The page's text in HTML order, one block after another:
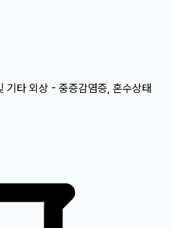
기타 외상 - 중증감염증, 혼수상태